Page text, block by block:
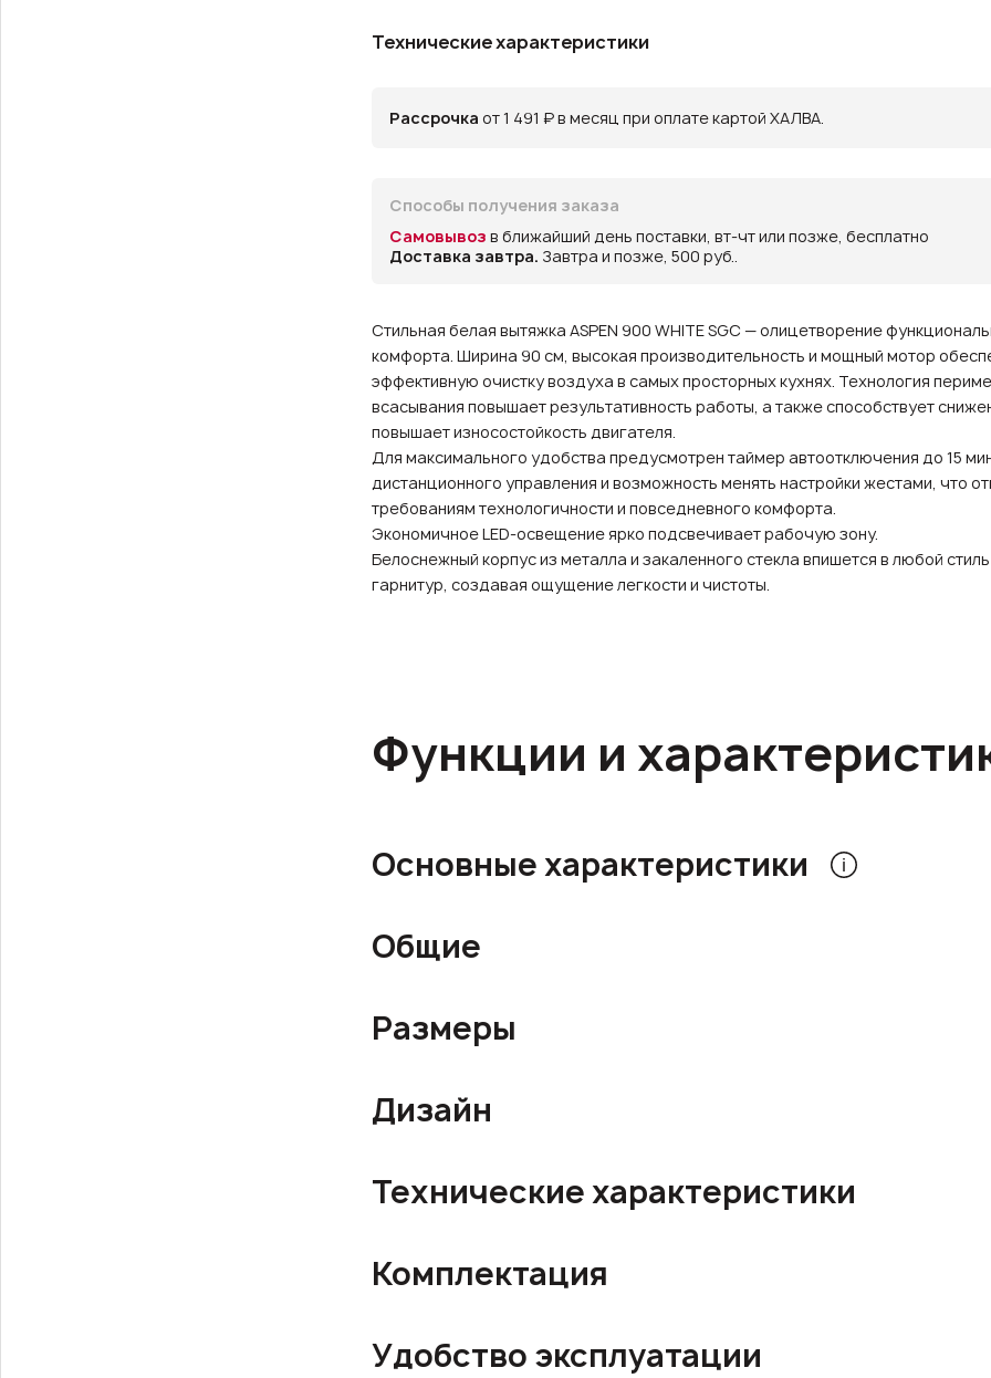
Технические характеристики
Рассрочка от 1 491 ₽ в месяц при оплате картой ХАЛВА.
Способы получения заказа
Самовывоз в ближайший день поставки, вт-чт или позже, бесплатно
Доставка завтра. Завтра и позже, 500 руб..
Стильная белая вытяжка ASPEN 900 WHITE SGC — олицетворение
комфорта. Ширина 90 см, высокая производительность и мощный мотор
эффективную очистку воздуха в самых просторных кухнях. Технология
всасывания повышает результативность работы, а также способствует
повышает износостойкость двигателя.
Для максимального удобства предусмотрен таймер автоотключения до 15
дистанционного управления и возможность менять настройки жестами, что
требованиям технологичности и повседневного комфорта.
Экономичное LED-освещение ярко подсвечивает рабочую зону.
Белоснежный корпус из металла и закаленного стекла впишется в любой
гарнитур, создавая ощущение легкости и чистоты.
Функции и
Основные характеристики
Общие
Размеры
Дизайн
Технические характеристики
Комплектация
Удобство эксплуатации